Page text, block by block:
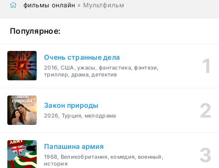
фильмы онлайн » Мультфильм
Популярное:
Очень странные дела
2016, США, ужасы, фантастика, фэнтези,
триллер, драма, детектив
Закон природы
2026, Турция, мелодрама
Папашина армия
1968, Великобритания, комедия, военный,
история